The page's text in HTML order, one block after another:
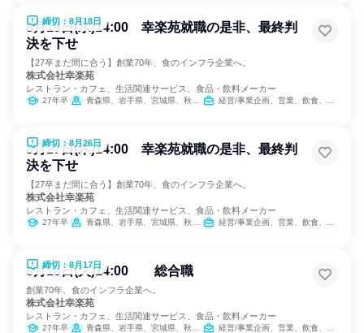
締切：8月18日
8月19日(水)14:00 幸楽苑就職の是非、最終判
決を下せ
【27卒まだ間に合う】創業70年、食のインフラ企業へ。
株式会社幸楽苑
レストラン・カフェ、生活関連サービス、食品・飲料メーカー
27年卒 青森県、岩手県、宮城県、秋田県、山形県、福島県、茨城県、栃木県、群馬県、埼玉県、千葉県、東京都、神奈川県、新潟県、山梨県、長野県、静岡県 経営/事業企画、営業、飲食、小売販売/流通、製造・生産工程、SCM/生産管理/購買/物流、人事、広報/IR、商品企画、マーケティング・広告・宣伝、カスタマーサクセス
締切：8月26日
8月27日(木)14:00 幸楽苑就職の是非、最終判
決を下せ
【27卒まだ間に合う】創業70年、食のインフラ企業へ。
株式会社幸楽苑
レストラン・カフェ、生活関連サービス、食品・飲料メーカー
27年卒 青森県、岩手県、宮城県、秋田県、山形県、福島県、茨城県、栃木県、群馬県、埼玉県、千葉県、東京都、神奈川県、新潟県、山梨県、長野県、静岡県 経営/事業企画、営業、飲食、小売販売/流通、製造・生産工程、SCM/生産管理/購買/物流、人事、広報/IR、商品企画、マーケティング・広告・宣伝、カスタマーサクセス
締切：8月17日
8月18日(火)14:00 総合職
創業70年、食のインフラ企業へ。
株式会社幸楽苑
レストラン・カフェ、生活関連サービス、食品・飲料メーカー
27年卒 青森県、岩手県、宮城県、秋田県、山形県、福島県、茨城県、栃木県、群馬県、埼玉県、千葉県、東京都、神奈川県、新潟県、山梨県、長野県、静岡県 経営/事業企画、営業、飲食、小売販売/流通、製造・生産工程、SCM/生産管理/購買/物流、人事、広報/IR、商品企画、マーケティング・広告・宣伝、カスタマーサクセス